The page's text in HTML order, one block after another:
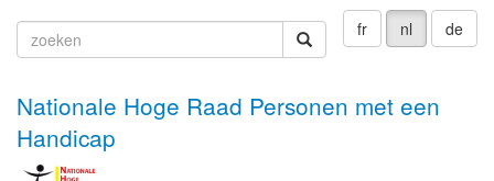
fr nl de
zoeken
Nationale Hoge Raad Personen met een
Handicap